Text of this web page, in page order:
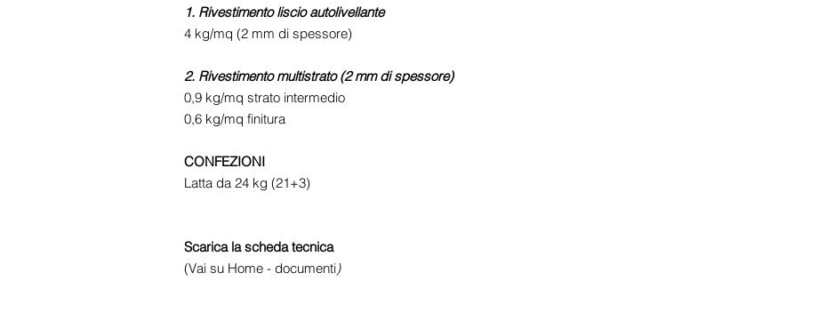
1. Rivestimento liscio autolivellante
4 kg/mq (2 mm di spessore)
2. Rivestimento multistrato (2 mm di spessore)
0,9 kg/mq strato intermedio
0,6 kg/mq finitura
CONFEZIONI
Latta da 24 kg (21+3)
Scarica la scheda tecnica
(Vai su Home - documenti)